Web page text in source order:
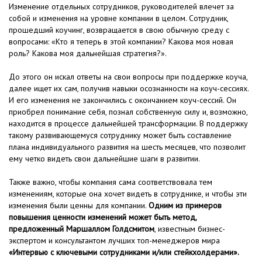
Изменение отдельных сотрудников, руководителей влечет за
собой и изменения на уровне компании в целом. Сотрудник,
прошедший коучинг, возвращается в свою обычную среду с
вопросами: «Кто я теперь в этой компании? Какова моя новая
роль? Какова моя дальнейшая стратегия?».
До этого он искал ответы на свои вопросы при поддержке коуча,
далее ищет их сам, получив навыки осознанности на коуч-сессиях.
И его изменения не закончились с окончанием коуч-сессий. Он
приобрел понимание себя, познал собственную силу и, возможно,
находится в процессе дальнейшей трансформации. В поддержку
такому развивающемуся сотруднику может быть составление
плана индивидуального развития на шесть месяцев, что позволит
ему четко видеть свои дальнейшие шаги в развитии.
Также важно, чтобы компания сама соответствовала тем
изменениям, которые она хочет видеть в сотруднике, и чтобы эти
изменения были ценны для компании. Одним из примеров
повышения ценности изменений может быть метод,
предложенный Маршаллом Голдсмитом, известным бизнес-
экспертом и консультантом лучших топ-менеджеров мира
«Интервью с ключевыми сотрудниками и/или стейкхолдерами».